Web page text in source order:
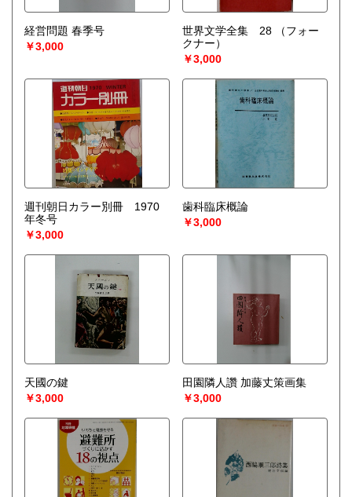
経営問題 春季号
￥3,000
世界文学全集 28
（フォー
クナー）
￥3,000
週刊朝日カラー別冊 1970
年冬号
￥3,000
歯科臨床概論
￥3,000
天國の鍵
￥3,000
田園隣人讚 加藤丈策画集
￥3,000